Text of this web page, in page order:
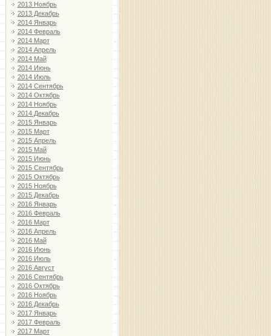
2013 Ноябрь
2013 Декабрь
2014 Январь
2014 Февраль
2014 Март
2014 Апрель
2014 Май
2014 Июнь
2014 Июль
2014 Сентябрь
2014 Октябрь
2014 Ноябрь
2014 Декабрь
2015 Январь
2015 Март
2015 Апрель
2015 Май
2015 Июнь
2015 Сентябрь
2015 Октябрь
2015 Ноябрь
2015 Декабрь
2016 Январь
2016 Февраль
2016 Март
2016 Апрель
2016 Май
2016 Июнь
2016 Июль
2016 Август
2016 Сентябрь
2016 Октябрь
2016 Ноябрь
2016 Декабрь
2017 Январь
2017 Февраль
2017 Март